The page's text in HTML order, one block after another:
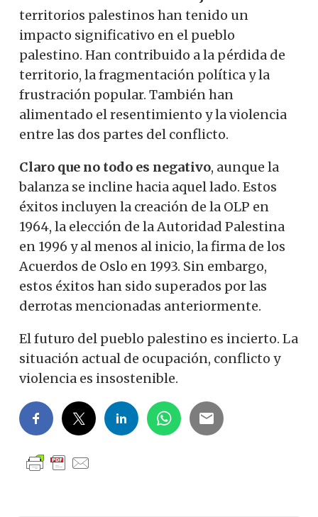
territorios palestinos han tenido un
impacto significativo en el pueblo
palestino. Han contribuido a la pérdida de
territorio, la fragmentación política y la
frustración popular. También han
alimentado el resentimiento y la violencia
entre las dos partes del conflicto.
Claro que no todo es negativo, aunque la
balanza se incline hacia aquel lado. Estos
éxitos incluyen la creación de la OLP en
1964, la elección de la Autoridad Palestina
en 1996 y al menos al inicio, la firma de los
Acuerdos de Oslo en 1993. Sin embargo,
estos éxitos han sido superados por las
derrotas mencionadas anteriormente.
El futuro del pueblo palestino es incierto. La
situación actual de ocupación, conflicto y
violencia es insostenible.